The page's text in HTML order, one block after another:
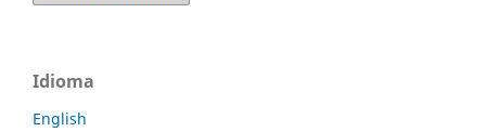
Idioma
English